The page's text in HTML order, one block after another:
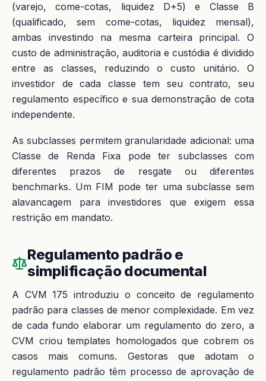
(varejo, come-cotas, liquidez D+5) e Classe B
(qualificado, sem come-cotas, liquidez mensal),
ambas investindo na mesma carteira principal. O
custo de administração, auditoria e custódia é dividido
entre as classes, reduzindo o custo unitário. O
investidor de cada classe tem seu contrato, seu
regulamento específico e sua demonstração de cota
independente.
As subclasses permitem granularidade adicional: uma
Classe de Renda Fixa pode ter subclasses com
diferentes prazos de resgate ou diferentes
benchmarks. Um FIM pode ter uma subclasse sem
alavancagem para investidores que exigem essa
restrição em mandato.
Regulamento padrão e
simplificação documental
A CVM 175 introduziu o conceito de regulamento
padrão para classes de menor complexidade. Em vez
de cada fundo elaborar um regulamento do zero, a
CVM criou templates homologados que cobrem os
casos mais comuns. Gestoras que adotam o
regulamento padrão têm processo de aprovação de